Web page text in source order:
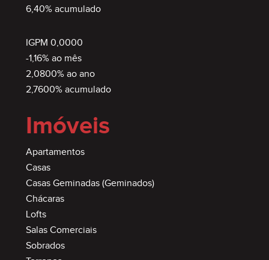
6,40% acumulado
IGPM 0,0000
-1,16% ao mês
2,0800% ao ano
2,7600% acumulado
Imóveis
Apartamentos
Casas
Casas Geminadas (Geminados)
Chácaras
Lofts
Salas Comerciais
Sobrados